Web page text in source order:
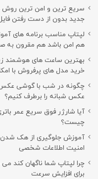
سریع ترین و امن ترین روش
جدید بدون از دست رفتن
لپتاپ مناسب برنامه های
هم امن باشد هم مقرون به
خرید مدل های پرفروش با
چگونه در شب با گوشی عکس
عکس شبانه را برطرف کنیم؟
آیا شارژر فوق سریع عمر
چیست؟
امنیت اطلاعات شخصی
برای افزایش سرعت